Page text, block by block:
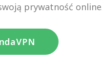
prywatność